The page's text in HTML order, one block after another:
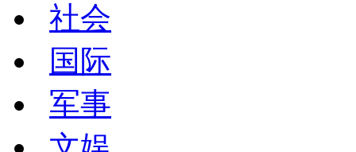
社会
国际
军事